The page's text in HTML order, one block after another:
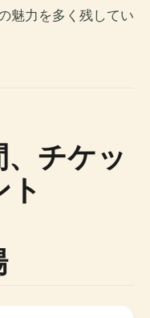
魅力を多く残してい
チケッ
ト